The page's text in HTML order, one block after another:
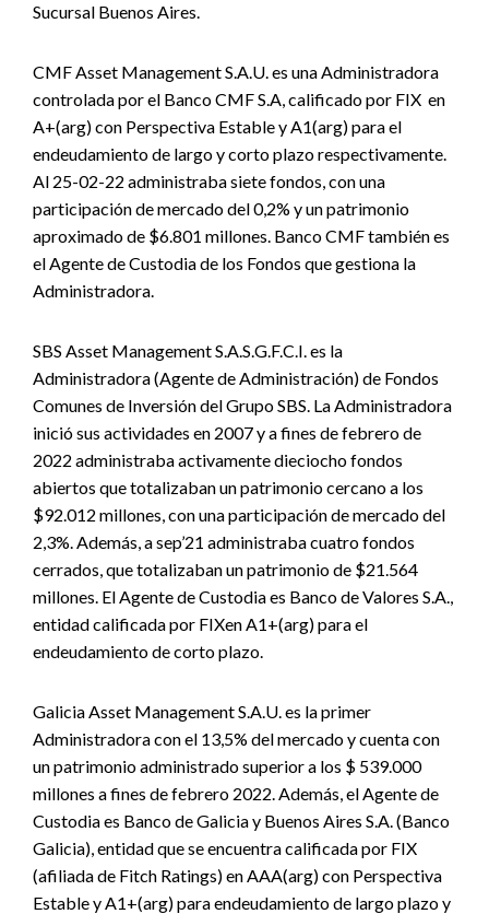
Sucursal Buenos Aires.
CMF Asset Management S.A.U. es una Administradora
controlada por el Banco CMF S.A, calificado por FIX en
A+(arg) con Perspectiva Estable y A1(arg) para el
endeudamiento de largo y corto plazo respectivamente.
Al 25-02-22 administraba siete fondos, con una
participación de mercado del 0,2% y un patrimonio
aproximado de $6.801 millones. Banco CMF también es
el Agente de Custodia de los Fondos que gestiona la
Administradora.
SBS Asset Management S.A.S.G.F.C.I. es la
Administradora (Agente de Administración) de Fondos
Comunes de Inversión del Grupo SBS. La Administradora
inició sus actividades en 2007 y a fines de febrero de
2022 administraba activamente dieciocho fondos
abiertos que totalizaban un patrimonio cercano a los
$92.012 millones, con una participación de mercado del
2,3%. Además, a sep’21 administraba cuatro fondos
cerrados, que totalizaban un patrimonio de $21.564
millones. El Agente de Custodia es Banco de Valores S.A.,
entidad calificada por FIXen A1+(arg) para el
endeudamiento de corto plazo.
Galicia Asset Management S.A.U. es la primer
Administradora con el 13,5% del mercado y cuenta con
un patrimonio administrado superior a los $ 539.000
millones a fines de febrero 2022. Además, el Agente de
Custodia es Banco de Galicia y Buenos Aires S.A. (Banco
Galicia), entidad que se encuentra calificada por FIX
(afiliada de Fitch Ratings) en AAA(arg) con Perspectiva
Estable y A1+(arg) para endeudamiento de largo plazo y